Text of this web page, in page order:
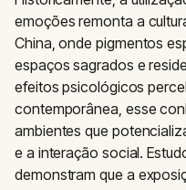
emoções remonta a
China, onde pigmentos
espaços sagrados e
efeitos psicológicos
contemporânea, esse
ambientes que
e a interação social.
demonstram que a